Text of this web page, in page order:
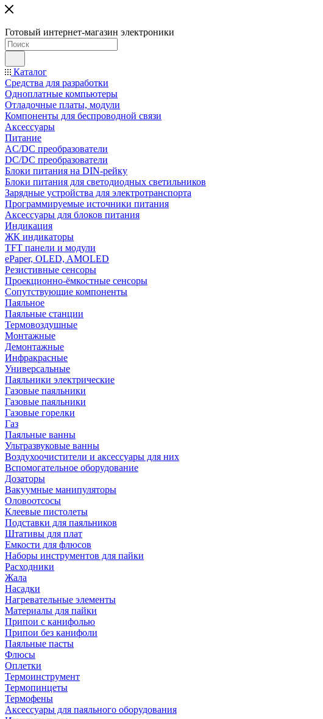
Готовый интернет-магазин электроники
Каталог
Средства для разработки
Одноплатные компьютеры
Отладочные платы, модули
Компоненты для беспроводной связи
Аксессуары
Питание
AC/DC преобразователи
DC/DC преобразователи
Блоки питания на DIN-рейку
Блоки питания для светодиодных светильников
Зарядные устройства для электротранспорта
Программируемые источники питания
Аксессуары для блоков питания
Индикация
ЖК индикаторы
TFT панели и модули
ePaper, OLED, AMOLED
Резистивные сенсоры
Проекционно-ёмкостные сенсоры
Сопутствующие компоненты
Паяльное
Паяльные станции
Термовоздушные
Монтажные
Демонтажные
Инфракрасные
Универсальные
Паяльники электрические
Газовые паяльники
Газовые паяльники
Газовые горелки
Газ
Паяльные ванны
Ультразвуковые ванны
Воздухоочистители и аксессуары для них
Вспомогательное оборудование
Дозаторы
Вакуумные манипуляторы
Оловоотсосы
Клеевые пистолеты
Подставки для паяльников
Штативы для плат
Емкости для флюсов
Наборы инструментов для пайки
Расходники
Жала
Насадки
Нагревательные элементы
Материалы для пайки
Припои с канифолью
Припои без канифоли
Паяльные пасты
Флюсы
Оплетки
Термоинструмент
Термопинцеты
Термофены
Аксессуары для паяльного оборудования